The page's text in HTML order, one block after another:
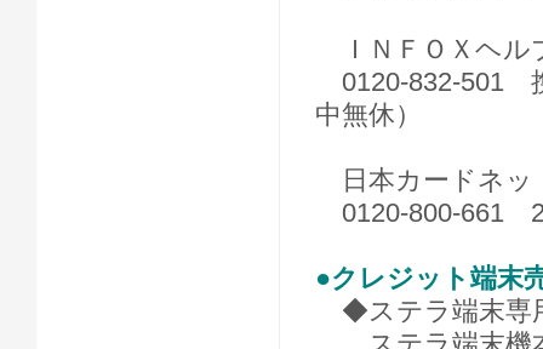
ＩＮＦＯＸヘル
0120-832-501
中無休）
日本カードネッ
0120-800-661
●クレジット端末
◆ステラ端末専